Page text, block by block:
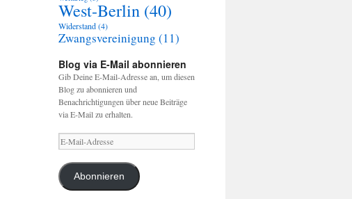
West-Berlin (40)
Widerstand(4)
Zwangsvereinigung (11)
Blog via E-Mail abonnieren
Gib Deine E-Mail-Adresse an, um diesen
Blog zu abonnieren und
Benachrichtigungen über neue Beiträge
via E-Mail zu erhalten.
E-
Mail-
Adresse
Abonnieren